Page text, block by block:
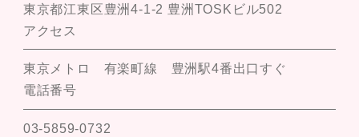
東京都江東区豊洲4-1-2 豊洲TOSKビル502
アクセス
東京メトロ 有楽町線 豊洲駅4番出口すぐ
電話番号
03-5859-0732